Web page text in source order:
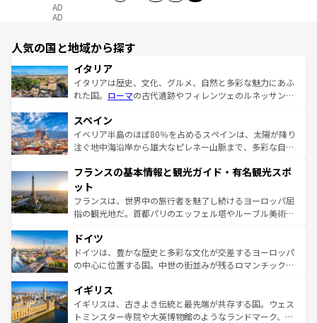
AD
AD
人気の国と地域から探す
イタリア
イタリアは歴史、文化、グルメ、自然と多彩な魅力にあふ
れた国。 ローマの古代遺跡やフィレンツェのルネッサンス
ろん、トスカーナの美しい田園風景やアマルフィ海岸の絶
景など、自然景観も見逃せない。観光の合間には、本場の
ピザやパスタなど、絶品のイタリア料理を堪能することも
ませてくれるイタリアで、忘れられない旅をしてみよう！
なお、新着のイタリア情報は
しい。
スペイン
イベリア半島のほぼ80％を占めるスペインは、太陽が降り
注ぐ地中海沿岸から雄大なピレネー山脈まで、多彩な自然
文化が根付くこの国では、情熱的なフラメンコ、熱気あふ
れる闘牛、そして美味しいタパスが生活の一部となってい
る。首都マドリードの洗練された雰囲気や、バルセロナの
アートに溢れた街角から、地方では古代ローマ遺跡や中世
せる。地方によって風土や気候が異なるスペインはその個
性で訪れる人を魅了する。 なお、新着のスペイン情報は コ
ンテンツ一覧を参照してほしい。
フランスの基本情報と観光ガイド・有名観光スポ
ット
フランスは、世界中の旅行者を魅了し続けるヨーロッパ屈
指の観光地だ。首都パリのエッフェル塔やルーブル美術館
で、幅広い魅力が詰まっている。華麗な宮殿、歴史的な大
聖堂、美しいビーチ、そして豊かな自然が、訪れる者を心
から魅了する。また、フランスは美食の国としても知ら
いる。シャンパンの発祥地であるランス、プロヴァンスの
香り高いラベンダー畑など、多彩な楽しみ方が可能だ。さ
らに、パリ以外の地域にも魅力が溢れており、どの街角に
ドイツ
ドイツは、豊かな歴史と多彩な文化が交差するヨーロッパ
の中心に位置する国。中世の街並みが残るロマンチック街
顔を持つこの国は、どこを歩いても飽きることがない。ベ
ルリンの文化的活気、バイエルン州のアルプスの絶景、そ
してライン川沿いのワイン畑といった風景は必見。ビール
イギリス
イギリスは、古きよき伝統と最先端が共存する国。ウェス
トミンスター寺院や大英博物館のようなランドマーク、歴